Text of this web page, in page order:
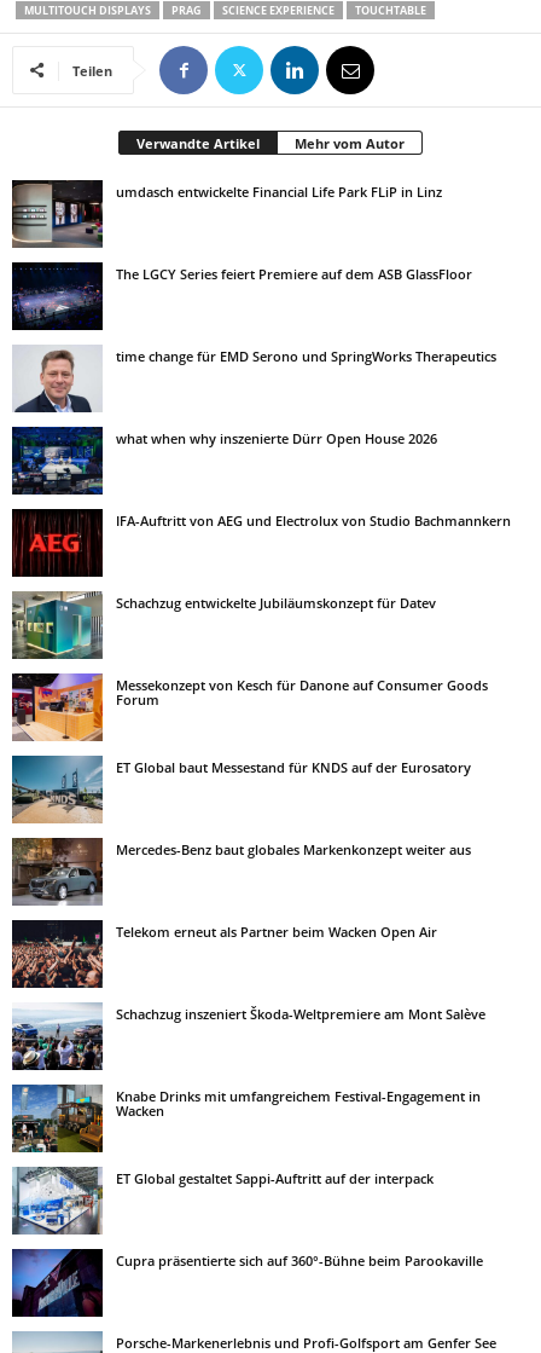
MULTITOUCH DISPLAYS PRAG SCIENCE EXPERIENCE TOUCHTABLE
Teilen
Verwandte Artikel Mehr vom Autor
umdasch entwickelte Financial Life Park FLiP in Linz
The LGCY Series feiert Premiere auf dem ASB GlassFloor
time change für EMD Serono und SpringWorks Therapeutics
what when why inszenierte Dürr Open House 2026
IFA-Auftritt von AEG und Electrolux von Studio Bachmannkern
Schachzug entwickelte Jubiläumskonzept für Datev
Messekonzept von Kesch für Danone auf Consumer Goods
Forum
ET Global baut Messestand für KNDS auf der Eurosatory
Mercedes-Benz baut globales Markenkonzept weiter aus
Telekom erneut als Partner beim Wacken Open Air
Schachzug inszeniert Škoda-Weltpremiere am Mont Salève
Knabe Drinks mit umfangreichem Festival-Engagement in
Wacken
ET Global gestaltet Sappi-Auftritt auf der interpack
Cupra präsentierte sich auf 360°-Bühne beim Parookaville
Porsche-Markenerlebnis und Profi-Golfsport am Genfer See